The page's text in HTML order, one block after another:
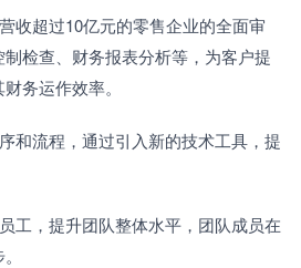
收超过10亿元的零售企业的全面审
检查、财务报表分析等，为客户提
务运作效率。
和流程，通过引入新的技术工具，提
工，提升团队整体水平，团队成员在